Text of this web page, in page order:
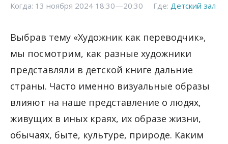
Когда: 13 ноября 2024 18:30—20:30 Где: Детский зал
Выбрав тему «Художник как переводчик»,
мы посмотрим, как разные художники
представляли в детской книге дальние
страны. Часто именно визуальные образы
влияют на наше представление о людях,
живущих в иных краях, их образе жизни,
обычаях, быте, культуре, природе. Каким